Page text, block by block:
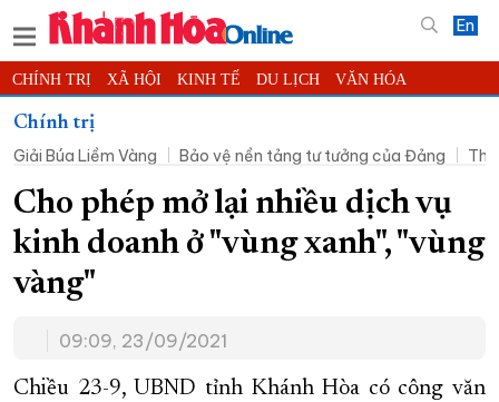
En
CHÍNH TRỊ XÃ HỘI KINH TẾ DU LỊCH VĂN HÓA
THỂ THAO
KHOA HỌC - CÔNG NGHỆ PHÁP LUẬT BẠN ĐỌC PHÓNG SỰ
THẾ GIỚI MULTIMEDIA VIDEO ĐỌC BÁO ONLINE
PODCAST THÔNG TIN - QUẢNG CÁO
QUY HOẠCH TỈNH KHÁNH HÒA
CHUNG TAY CẢI CÁCH HÀNH CHÍNH
XÂY DỰNG NÔNG THÔN MỚI LỊCH CẮT ĐIỆN
Chính trị
Giải Búa Liềm Vàng
Bảo vệ nền tảng tư tưởng của Đảng
Cho phép mở lại nhiều dịch vụ
kinh doanh ở "vùng xanh", "vùng
vàng"
09:09, 23/09/2021
Chiều 23-9, UBND tỉnh Khánh Hòa có công văn